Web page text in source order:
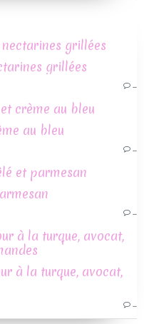
grillées
…
crème au bleu
…
et parmesan
…
à la turque, avocat,
…